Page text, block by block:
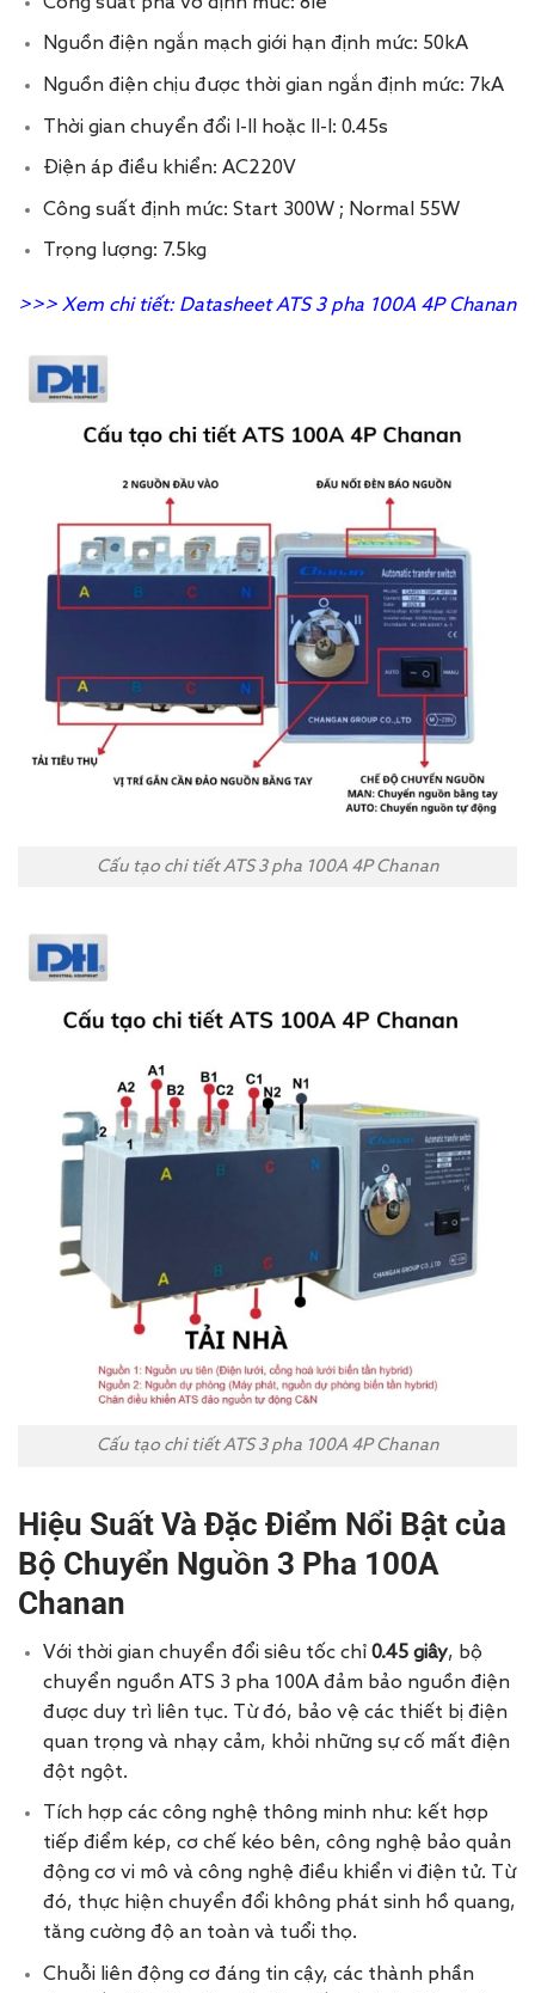
Nguồn điện ngắn mạch giới hạn định mức: 50kA
Nguồn điện chịu được thời gian ngắn định mức: 7kA
Thời gian chuyển đổi I-II hoặc II-I: 0.45s
Điện áp điều khiển: AC220V
Công suất định mức: Start 300W ; Normal 55W
Trọng lượng: 7.5kg
>>> Xem chi tiết: DatasheetATS 3 pha 100A 4P Chanan
Cấu tạo chi tiết ATS 3 pha 100A 4P Chanan
Cấu tạo chi tiết ATS 3 pha 100A 4P Chanan
Hiệu Suất Và Đặc Điểm Nổi Bật của
Bộ Chuyển Nguồn 3 Pha 100A
Chanan
Với thời gian chuyển đổi siêu tốc chỉ 0.45 giây, bộ
chuyển nguồn ATS 3 pha 100A đảm bảo nguồn điện
được duy trì liên tục. Từ đó, bảo vệ các thiết bị điện
quan trọng và nhạy cảm, khỏi những sự cố mất điện
đột ngột.
Tích hợp các công nghệ thông minh như: kết hợp
tiếp điểm kép, cơ chế kéo bên, công nghệ bảo quản
động cơ vi mô và công nghệ điều khiển vi điện tử. Từ
đó, thực hiện chuyển đổi không phát sinh hồ quang,
tăng cường độ an toàn và tuổi thọ.
Chuỗi liên động cơ đáng tin cậy, các thành phần